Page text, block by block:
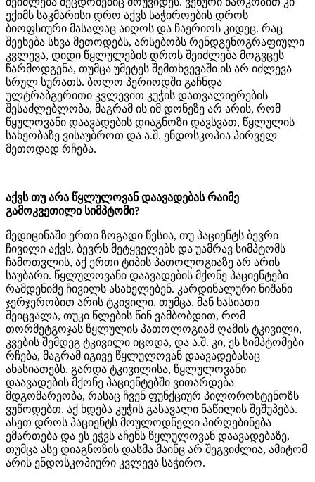
ექიმს საკმარისი დრო აქვს საჭიროების დროს
ბიოფსიური მასალაც აიღოს და ჩაერიოს კიდეც. რაც
შეეხება სხვა მეთოდებს, არსებობს რენდგენოგრაფიული
კვლევა, დიდი წყლულების დროს შეიძლება მოგვცეს
წარმოდგენა, თუმცა უმეტეს შემთხვევაში ის არ იძლევა
სრულ სურათს. ბოლო პერიოდში გაჩნდა
ულტრაბგერითი კვლევით კუჭის დათვალიერების
შესაძლებლობა, მაგრამ ის იმ დონეზე არ არის, რომ
წყულოვანი დაავადების დიაგნოზი დავსვათ, წყლულის
სახეობაზე ვისაუბროთ და ა.შ. ენდოსკოპია პირველ
მეთოდად რჩება.
აქვს თუ არა წყლულოვან დაავადებას რაიმე
გამოკვეთილი სიმპტომი?
მედიცინაში ერთი ზოგადი წესია, თუ პაციენტს ბევრი
ჩივილი აქვს, ბევრს მეტყველებს და უამრავ სიმპტომს
ჩამოთვლის, აქ ერთი ტიპის პათოლოგიაზე არ არის
საუბარი. წყლულოვანი დაავადების მქონე პაციენტები
რამდენიმე ჩივილს ასახელებენ. კარდინალური ნიშანი
ჯერჯერობით არის ტკივილი, თუმცა, მან ხასიათი
შეიცვალა, თუკი წლების წინ ვამბობდით, რომ
თორმეტგოჯას წყლულის პათოლოგიამ ღამის ტკივილი,
კვების შემდეგ ტკივილი იცოდა, და ა.შ. კი, ეს სიმპტომები
რჩება, მაგრამ იგივე წყლულოვან დაავადებასაც
ახასიათებს. გარდა ტკივილისა, წყლულოვანი
დაავადების მქონე პაციენტებში ვითარდება
მდგომარეობა, რასაც ჩვენ ფუნქციურ პილოროსტენოზს
ვუწოდებთ. აქ ხდება კუჭის გასავალი ნაწილის შეშუპება.
ასეთ დროს პაციენტს მოულოდნელი პირღებინება
ემართება და ეს ეჭვს აჩენს წყლულოვან დაავადებაზე,
თუმცა ასე დიაგნოზის დასმა მაინც არ შეგვიძლია, ამიტომ
არის ენდოსკოპიური კვლევა საჭირო.